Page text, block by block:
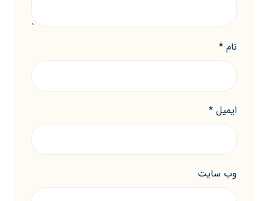
نام*
ایمیل*
وب‌ سایت